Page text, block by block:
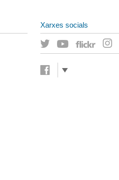
Xarxes socials